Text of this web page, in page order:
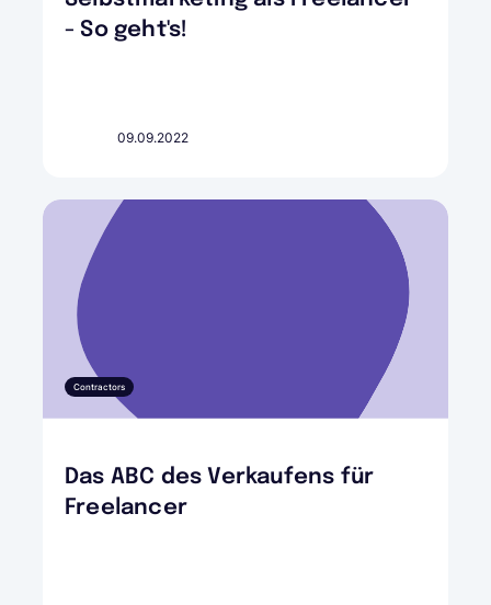
- So geht's!
09.09.2022
Contractors
Das ABC des Verkaufens für
Freelancer